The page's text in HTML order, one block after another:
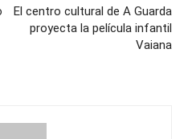
El centro cultural de A Guarda
proyecta la película infantil
Vaiana